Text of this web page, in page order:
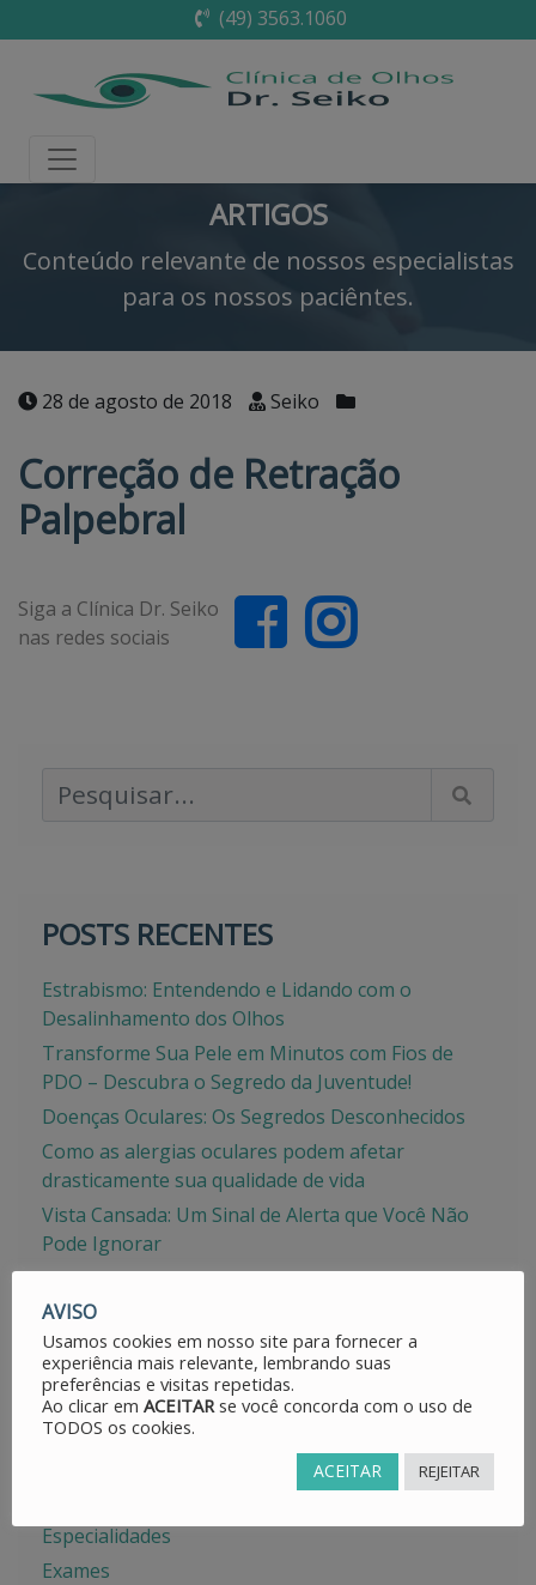
(49) 3563.1060
ARTIGOS
Conteúdo relevante de nossos especialistas
para os nossos paciêntes.
28 de agosto de 2018 Seiko
Correção de Retração
Palpebral
Siga a Clínica Dr. Seiko
nas redes sociais
Pesquisar Artigos
POSTS RECENTES
Estrabismo: Entendendo e Lidando com o
Desalinhamento dos Olhos
Transforme Sua Pele em Minutos com Fios de
PDO – Descubra o Segredo da Juventude!
Doenças Oculares: Os Segredos Desconhecidos
Como as alergias oculares podem afetar
drasticamente sua qualidade de vida
Vista Cansada: Um Sinal de Alerta que Você Não
Pode Ignorar
CATEGORIAS
Avisos
Especialidades
Exames
AVISO
Usamos cookies em nosso site para fornecer a
experiência mais relevante, lembrando suas
preferências e visitas repetidas.
Ao clicar em ACEITAR se você concorda com o uso de
TODOS os cookies.
ACEITAR REJEITAR